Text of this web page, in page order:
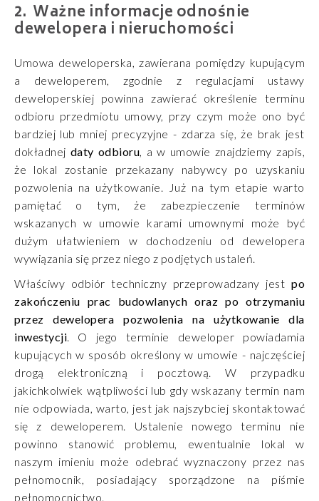
Ważne informacje odnośnie
dewelopera i nieruchomości
Umowa deweloperska, zawierana pomiędzy kupującym
a deweloperem, zgodnie z regulacjami ustawy
deweloperskiej powinna zawierać określenie terminu
odbioru przedmiotu umowy, przy czym może ono być
bardziej lub mniej precyzyjne - zdarza się, że brak jest
dokładnej daty odbioru, a w umowie znajdziemy zapis,
że lokal zostanie przekazany nabywcy po uzyskaniu
pozwolenia na użytkowanie. Już na tym etapie warto
pamiętać o tym, że zabezpieczenie terminów
wskazanych w umowie karami umownymi może być
dużym ułatwieniem w dochodzeniu od dewelopera
wywiązania się przez niego z podjętych ustaleń.
Właściwy odbiór techniczny przeprowadzany jest po
zakończeniu prac budowlanych oraz po otrzymaniu
przez dewelopera pozwolenia na użytkowanie dla
inwestycji. O jego terminie deweloper powiadamia
kupujących w sposób określony w umowie - najczęściej
drogą elektroniczną i pocztową. W przypadku
jakichkolwiek wątpliwości lub gdy wskazany termin nam
nie odpowiada, warto, jest jak najszybciej skontaktować
się z deweloperem. Ustalenie nowego terminu nie
powinno stanowić problemu, ewentualnie lokal w
naszym imieniu może odebrać wyznaczony przez nas
pełnomocnik, posiadający sporządzone na piśmie
pełnomocnictwo.